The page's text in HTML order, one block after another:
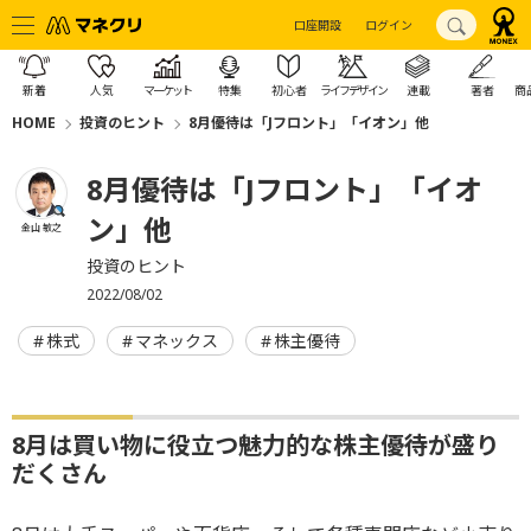
口座開設 ログイン
新着 人気 マーケット 特集 初心者 ライフデザイン 連載 著者 商
HOME 投資のヒント 8月優待は「Jフロント」「イオン」他
金山 敏之
8月優待は「Jフロント」「イオ
ン」他
投資のヒント
2022/08/02
株式 マネックス 株主優待
8月は買い物に役立つ魅力的な株主優待が盛り
だくさん